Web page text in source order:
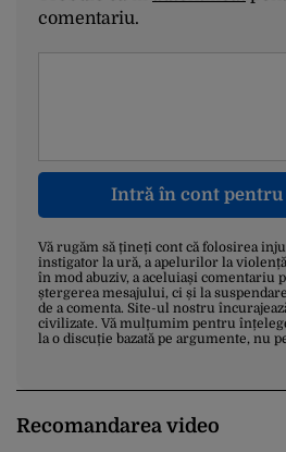
comentariu.
Intră în cont pentru
Vă rugăm să țineți cont că folosirea
instigator la ură, a apelurilor la
în mod abuziv, a aceluiași comentariu
ștergerea mesajului, ci și la
de a comenta. Site-ul nostru
civilizate. Vă mulțumim pentru
la o discuție bazată pe argumente, nu
Recomandarea video